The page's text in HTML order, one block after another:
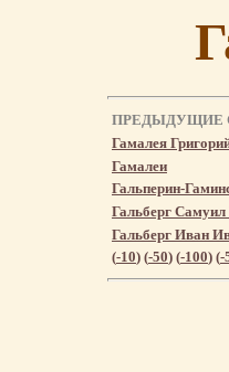
ПРЕДЫДУЩИЕ
Гамалея
Гамалеи
Гальперин-
Гальберг
Гальберг Иван
(-10) (-50) (-100) (-